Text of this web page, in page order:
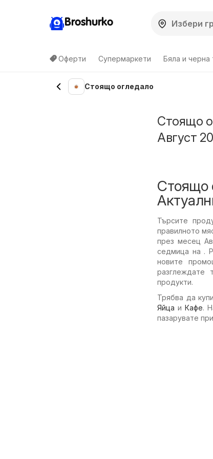
Broshurko
Оферти Супермаркети Бяла и черна
Стоящо огледало
Стоящо
Август
Стоящо
Търсите
правилното
през месец
седмица на .
новите
разглеждате
продукти.
Трябва да
Яйца и Кафе.
пазарувате